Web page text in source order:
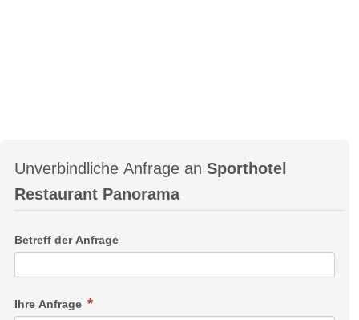
Unverbindliche Anfrage an Sporthotel
Restaurant Panorama
Betreff der Anfrage
Ihre Anfrage